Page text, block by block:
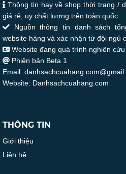
Thông tin hay về shop thời trang /
giá rẻ, uy chất lượng trên toàn quốc
Nguồn thông tin danh sách
website hàng và xác nhận từ đội ngủ
Website đang quá trình nghiên
Phiên bản Beta 1
Email:
Website: Danhsachcuahang.com
THÔNG TIN
Giới thiệu
Liên hệ